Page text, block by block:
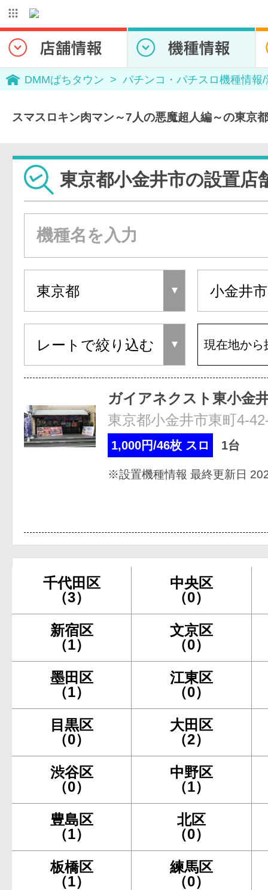
DMMぱちタウン パチンコ・パチスロ機種情報
スマスロキン肉マン～7人の悪魔超人編～の東京
東京都小金井市の設置店
現在地から
ガイアネクスト東小金
東京都小金井市東町4-
1,000円/46枚 スロ 1台
※設置機種情報 最終更新日
千代田区
（3）
中央区
（0）
新宿区
（1）
文京区
（0）
墨田区
（1）
江東区
（0）
目黒区
（0）
大田区
（2）
渋谷区
（0）
中野区
（1）
豊島区
（1）
北区
（0）
板橋区
（1）
練馬区
（0）